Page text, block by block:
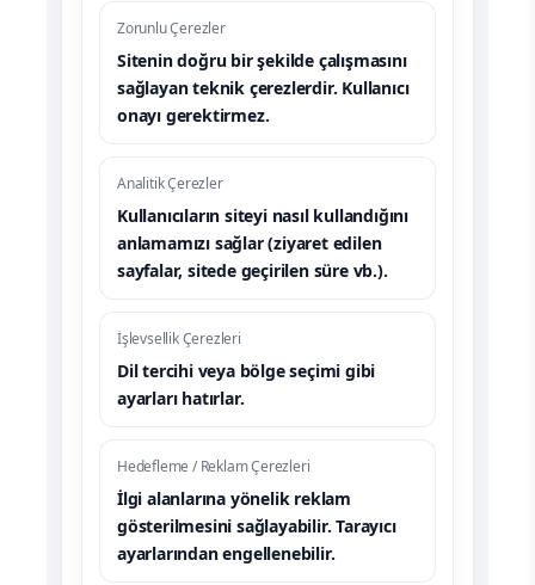
Zorunlu Çerezler
Sitenin doğru bir şekilde çalışmasını
sağlayan teknik çerezlerdir. Kullanıcı
onayı gerektirmez.
Analitik Çerezler
Kullanıcıların siteyi nasıl kullandığını
anlamamızı sağlar (ziyaret edilen
sayfalar, sitede geçirilen süre vb.).
İşlevsellik Çerezleri
Dil tercihi veya bölge seçimi gibi
ayarları hatırlar.
Hedefleme / Reklam Çerezleri
İlgi alanlarına yönelik reklam
gösterilmesini sağlayabilir. Tarayıcı
ayarlarından engellenebilir.